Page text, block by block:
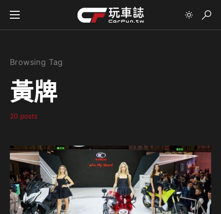
Browsing Tag
黃牌
20 posts